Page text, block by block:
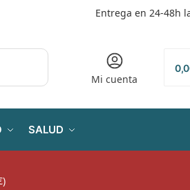
Entrega en 24-48h
Mi cuenta
SALUD